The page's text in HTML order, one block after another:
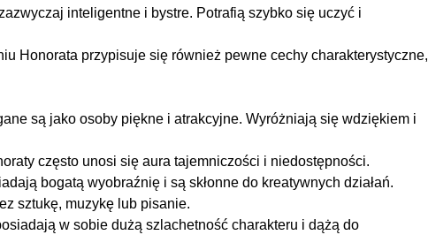
inteligentne i bystre. Potrafią szybko się uczyć i
Honorata przypisuje się również pewne cechy charakterystyczne,
są jako osoby piękne i atrakcyjne. Wyróżniają się wdziękiem i
często unosi się aura tajemniczości i niedostępności.
bogatą wyobraźnię i są skłonne do kreatywnych działań.
sztukę, muzykę lub pisanie.
w sobie dużą szlachetność charakteru i dążą do